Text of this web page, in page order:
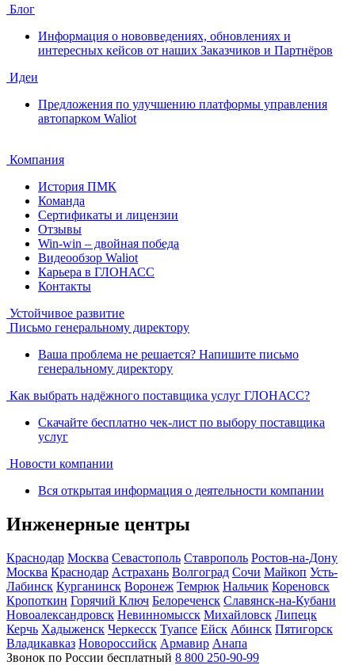
Блог
Информация о нововведениях, обновлениях и
интересных кейсов от наших Заказчиков и Партнёров
Идеи
Предложения по улучшению платформы управления
автопарком Waliot
Компания
История ПМК
Команда
Сертификаты и лицензии
Отзывы
Win-win – двойная победа
Видеообзор Waliot
Карьера в ГЛОНАСС
Контакты
Устойчивое развитие
Письмо генеральному директору
Ваша проблема не решается? Напишите письмо
генеральному директору
Как выбрать надёжного поставщика услуг ГЛОНАСС?
Скачайте бесплатно чек-лист по выбору поставщика
услуг
Новости компании
Вся открытая информация о деятельности компании
Инженерные центры
Краснодар Москва Севастополь Ставрополь Ростов-на-Дону
Москва Краснодар Астрахань Волгоград Сочи Майкоп Усть-
Лабинск Курганинск Воронеж Темрюк Нальчик Кореновск
Кропоткин Горячий Ключ Белореченск Славянск-на-Кубани
Новоалександровск Невинномысск Михайловск Липецк
Керчь Хадыженск Черкесск Туапсе Ейск Абинск Пятигорск
Владикавказ Новороссийск Армавир Анапа
Звонок по России бесплатный 8 800 250-90-99